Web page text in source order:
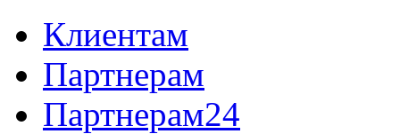
Клиентам
Партнерам
Партнерам24